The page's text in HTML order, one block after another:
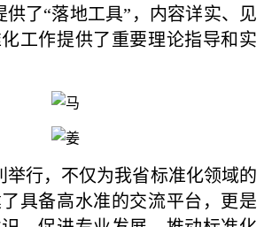
供了“落地工具”，内容详实、见
工作提供了重要理论指导和实
举行，不仅为我省标准化领域的
具备高水准的交流平台，更是